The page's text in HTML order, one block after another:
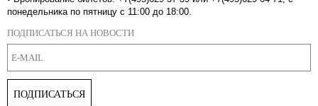
понедельника по пятницу с 11:00 до 18:00.
ПОДПИСАТЬСЯ НА НОВОСТИ
ПОДПИСАТЬСЯ